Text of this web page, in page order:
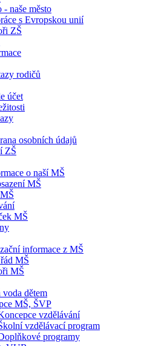
- naše město
s Evropskou unií
ZŠ
rodičů
účet
osobních údajů
ZŠ
o naší MŠ
MŠ
MŠ
informace z MŠ
MŠ
MŠ
voda dětem
MŠ, ŠVP
vzdělávání
vzdělávací program
programy